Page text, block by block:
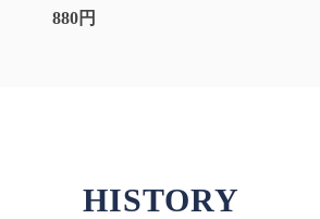
880円
HISTORY